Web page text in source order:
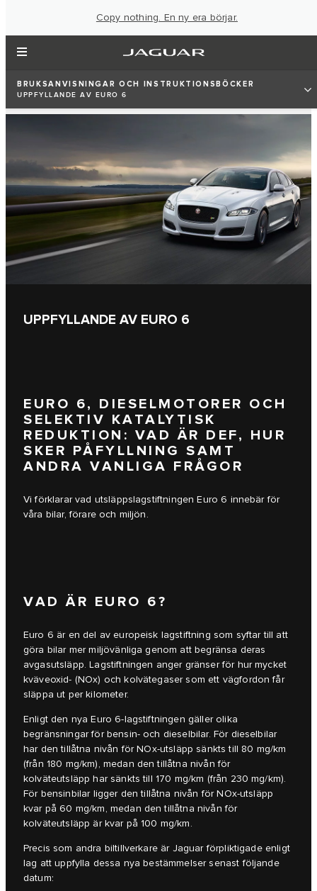
Copy nothing. En ny era börjar.
BRUKSANVISNINGAR OCH INSTRUKTIONSBÖCKER
UPPFYLLANDE AV EURO 6
UPPFYLLANDE AV EURO 6
EURO 6, DIESELMOTORER OCH
SELEKTIV KATALYTISK
REDUKTION: VAD ÄR DEF, HUR
SKER PÅFYLLNING SAMT
ANDRA VANLIGA FRÅGOR
Vi förklarar vad utsläppslagstiftningen Euro 6 innebär för
våra bilar, förare och miljön.
VAD ÄR EURO 6?
Euro 6 är en del av europeisk lagstiftning som syftar till att
göra bilar mer miljövänliga genom att begränsa deras
avgasutsläpp. Lagstiftningen anger gränser för hur mycket
kväveoxid- (NOx) och kolvätegaser som ett vägfordon får
släppa ut per kilometer.
Enligt den nya Euro 6-lagstiftningen gäller olika
begränsningar för bensin- och dieselbilar. För dieselbilar
har den tillåtna nivån för NOx-utsläpp sänkts till 80 mg/km
(från 180 mg/km), medan den tillåtna nivån för
kolväteutsläpp har sänkts till 170 mg/km (från 230 mg/km).
För bensinbilar ligger den tillåtna nivån för NOx-utsläpp
kvar på 60 mg/km, medan den tillåtna nivån för
kolväteutsläpp är kvar på 100 mg/km.
Precis som andra biltillverkare är Jaguar förpliktigade enligt
lag att uppfylla dessa nya bestämmelser senast följande
datum: